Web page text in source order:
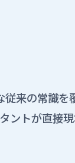
従来の常識
トが直接